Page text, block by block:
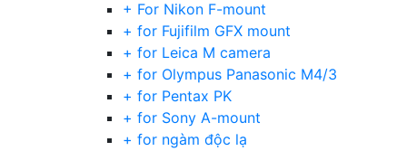
+ For Nikon F-mount
+ for Fujifilm GFX mount
+ for Leica M camera
+ for Olympus Panasonic M4/3
+ for Pentax PK
+ for Sony A-mount
+ for ngàm độc lạ